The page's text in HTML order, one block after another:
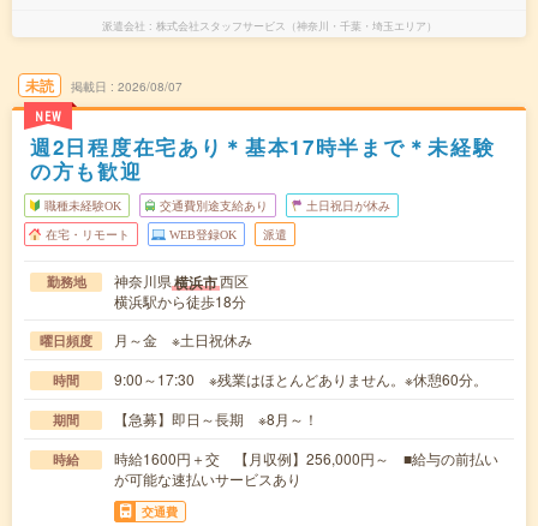
派遣会社 株式会社スタッフサービス（神奈川・千葉・埼玉エリア）
未読
NEW
掲載日 2026/08/07
週2日程度在宅あり＊基本17時半まで＊未経験
の方も歓迎
職種未経験OK 交通費別途支給あり 土日祝日が休み
在宅・リモート WEB登録OK 派遣
勤務地 神奈川県横浜市西区
横浜駅から徒歩18分
曜日頻度 月～金 ※土日祝休み
時間 9:00～17:30 ※残業はほとんどありません。※休憩60分。
期間 【急募】即日～長期 ※8月～！
時給
時給1600円＋交 【月収例】256,000円～ ■給与の前払い
が可能な速払いサービスあり
交通費